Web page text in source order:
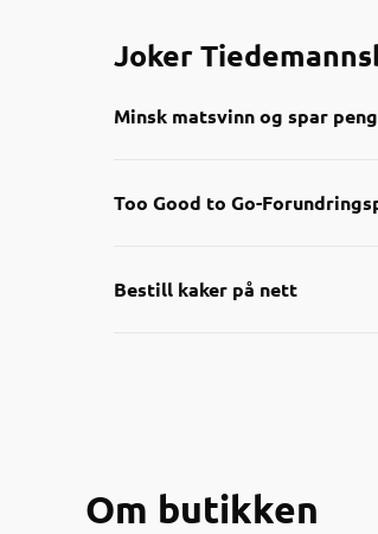
Joker
Minsk matsvinn og spar
Nå kan
Too Good to Go-
Bestill kaker på nett
Om butikken